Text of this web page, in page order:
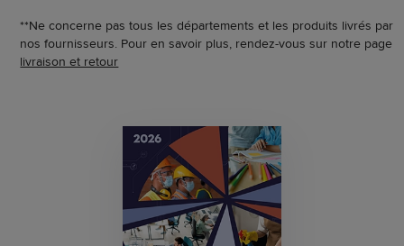
**Ne concerne pas tous les départements et les produits livrés par
nos fournisseurs. Pour en savoir plus, rendez-vous sur notre page
livraison et retour